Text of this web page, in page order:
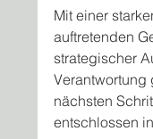
Mit einer
auftretenden
strategischer
Verantwortung
nächsten
entschlossen